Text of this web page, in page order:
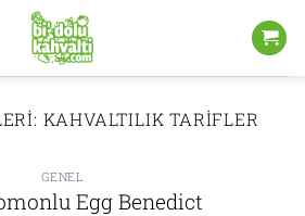
KAHVALTILIK TARIFLER
GENEL
Egg Benedict